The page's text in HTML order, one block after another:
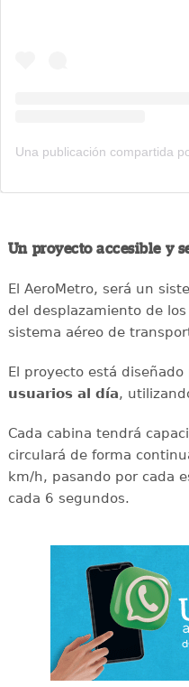
Un proyecto accesible y
El AeroMetro, será un
del desplazamiento de
sistema aéreo de
El proyecto está
usuarios al día,
Cada cabina tendrá
circulará de forma
km/h, pasando por cada
cada 6 segundos.